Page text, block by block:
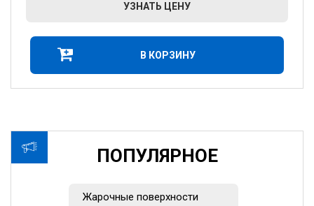
УЗНАТЬ ЦЕНУ
В КОРЗИНУ
ПОПУЛЯРНОЕ
Жарочные поверхности